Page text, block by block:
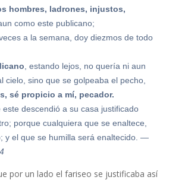
hombres, ladrones, injustos,
como este publicano;
a la semana, doy diezmos de todo
, estando lejos, no quería ni aun
cielo, sino que se golpeaba el pecho,
sé propicio a mí, pecador.
este descendió a su casa justificado
porque cualquiera que se enaltece,
y el que se humilla será enaltecido. —
por un lado el fariseo se justificaba así